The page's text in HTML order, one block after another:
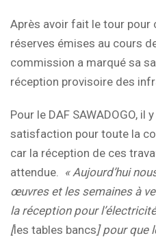
Après avoir fait le tour pour
réserves émises au cours
commission a marqué sa
réception provisoire des
Pour le DAF SAWADOGO, il
satisfaction pour toute la
car la réception de ces
attendue. « Aujourd’hui
œuvres et les semaines à
la réception pour
[les tables bancs] pour que